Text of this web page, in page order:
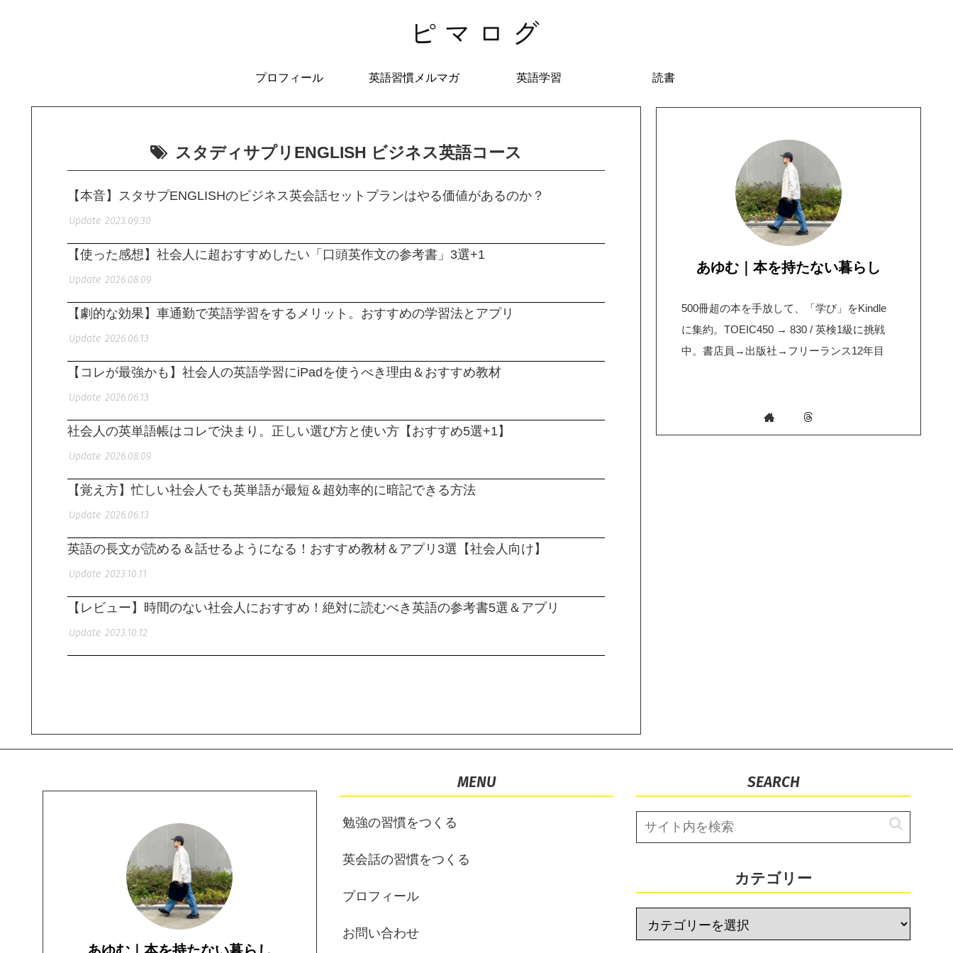
プロフィール 英語習慣メルマガ 英語学習 読書
スタディサプリENGLISH ビジネス英語コース
【本音】スタサプENGLISHのビジネス英会話セットプランはやる価値があるのか？
2023.09.30
【使った感想】社会人に超おすすめしたい「口頭英作文の参考書」3選+1
2026.08.09
【劇的な効果】車通勤で英語学習をするメリット。おすすめの学習法とアプリ
2026.06.13
【コレが最強かも】社会人の英語学習にiPadを使うべき理由＆おすすめ教材
2026.06.13
社会人の英単語帳はコレで決まり。正しい選び方と使い方【おすすめ5選+1】
2026.08.09
【覚え方】忙しい社会人でも英単語が最短＆超効率的に暗記できる方法
2026.06.13
英語の長文が読める＆話せるようになる！おすすめ教材＆アプリ3選【社会人向け】
2023.10.11
【レビュー】時間のない社会人におすすめ！絶対に読むべき英語の参考書5選＆アプリ
2023.10.12
あゆむ｜本を持たない暮らし
500冊超の本を手放して、「学び」をKindle
に集約。TOEIC450 → 830 / 英検1級に挑戦
中。書店員→出版社→フリーランス12年目
MENU
勉強の習慣をつくる
英会話の習慣をつくる
プロフィール
お問い合わせ
SEARCH
カテゴリー